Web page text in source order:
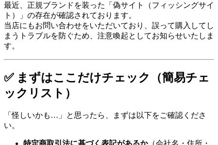
最近、正規ブランドを装った「偽サイト（フィッシングサイ
ト）」の存在が確認されております。
当店にもお問い合わせをいただいており、誤って購入してし
まうトラブルを防ぐため、注意喚起としてお知らせいたしま
す。
✅ まずはここだけチェック（簡易チェ
ックリスト）
「怪しいかも…」と思ったら、まずは以下をご確認くださ
い。
特定商取引法に基づく表記があるか（会社名・住所・